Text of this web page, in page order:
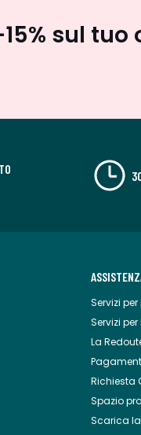
sul tuo
Servizi
Servizi per
La
Richiesta
Spazio pro
Scarica